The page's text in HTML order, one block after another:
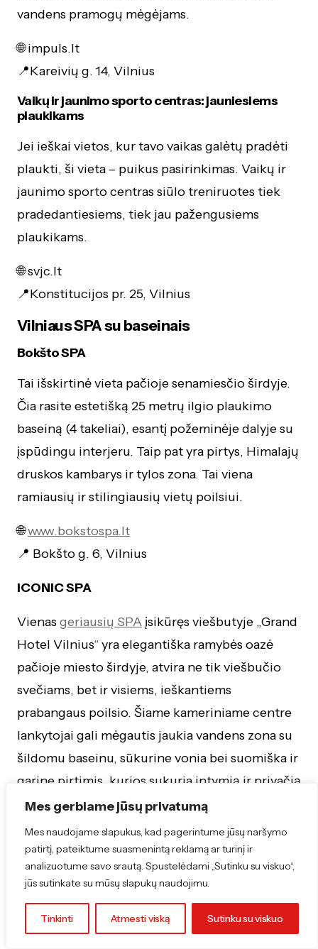
Mes gerbiame jūsų privatumą
Mes naudojame slapukus, kad pagerintume jūsų naršymo
patirtį, pateiktume suasmenintą reklamą ar turinį ir
analizuotume savo srautą. Spustelėdami „Sutinku su viskuo“,
jūs sutinkate su mūsų slapukų naudojimu.
Tinkinti Atmesti viską Sutinku su viskuo
vandens pramogų mėgėjams.
🌐 impuls.lt
📍Kareivių g. 14, Vilnius
Vaikų ir jaunimo sporto centras: jauniesiems
plaukikams
Jei ieškai vietos, kur tavo vaikas galėtų pradėti
plaukti, ši vieta – puikus pasirinkimas. Vaikų ir
jaunimo sporto centras siūlo treniruotes tiek
pradedantiesiems, tiek jau pažengusiems
plaukikams.
🌐 svjc.lt
📍Konstitucijos pr. 25, Vilnius
Vilniaus SPA su baseinais
Bokšto SPA
Tai išskirtinė vieta pačioje senamiesčio širdyje.
Čia rasite estetišką 25 metrų ilgio plaukimo
baseiną (4 takeliai), esantį požeminėje dalyje su
įspūdingu interjeru. Taip pat yra pirtys, Himalajų
druskos kambarys ir tylos zona. Tai viena
ramiausių ir stilingiausių vietų poilsiui.
🌐www.bokstospa.lt
📍 Bokšto g. 6, Vilnius
ICONIC SPA
Vienas geriausių SPA įsikūręs viešbutyje „Grand
Hotel Vilnius“ yra elegantiška ramybės oazė
pačioje miesto širdyje, atvira ne tik viešbučio
svečiams, bet ir visiems, ieškantiems
prabangaus poilsio. Šiame kameriniame centre
lankytojai gali mėgautis jaukia vandens zona su
šildomu baseinu, sūkurine vonia bei suomiška ir
garine pirtimis, kurios sukuria intymią ir privačią
atmosferą, puikiai tinkančią atsiriboti nuo
miesto šurmulio. Norintys apsilankyti be
nakvynės gali įsigyti 3 valandų bilietą arba
rezervuoti SPA procedūras, tačiau dėl aukštų
skaičiaus čia būtina išankstinė rezervacija.